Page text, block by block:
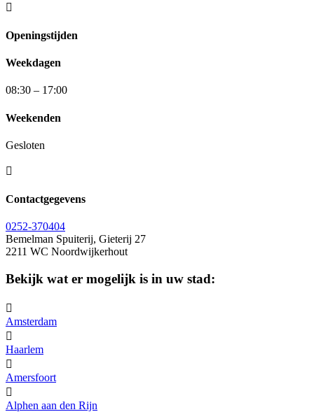

Openingstijden
Weekdagen
08:30 – 17:00
Weekenden
Gesloten

Contactgegevens
0252-370404
Bemelman Spuiterij, Gieterij 27
2211 WC Noordwijkerhout
Bekijk wat er mogelijk is in uw stad:

Amsterdam

Haarlem

Amersfoort

Alphen aan den Rijn